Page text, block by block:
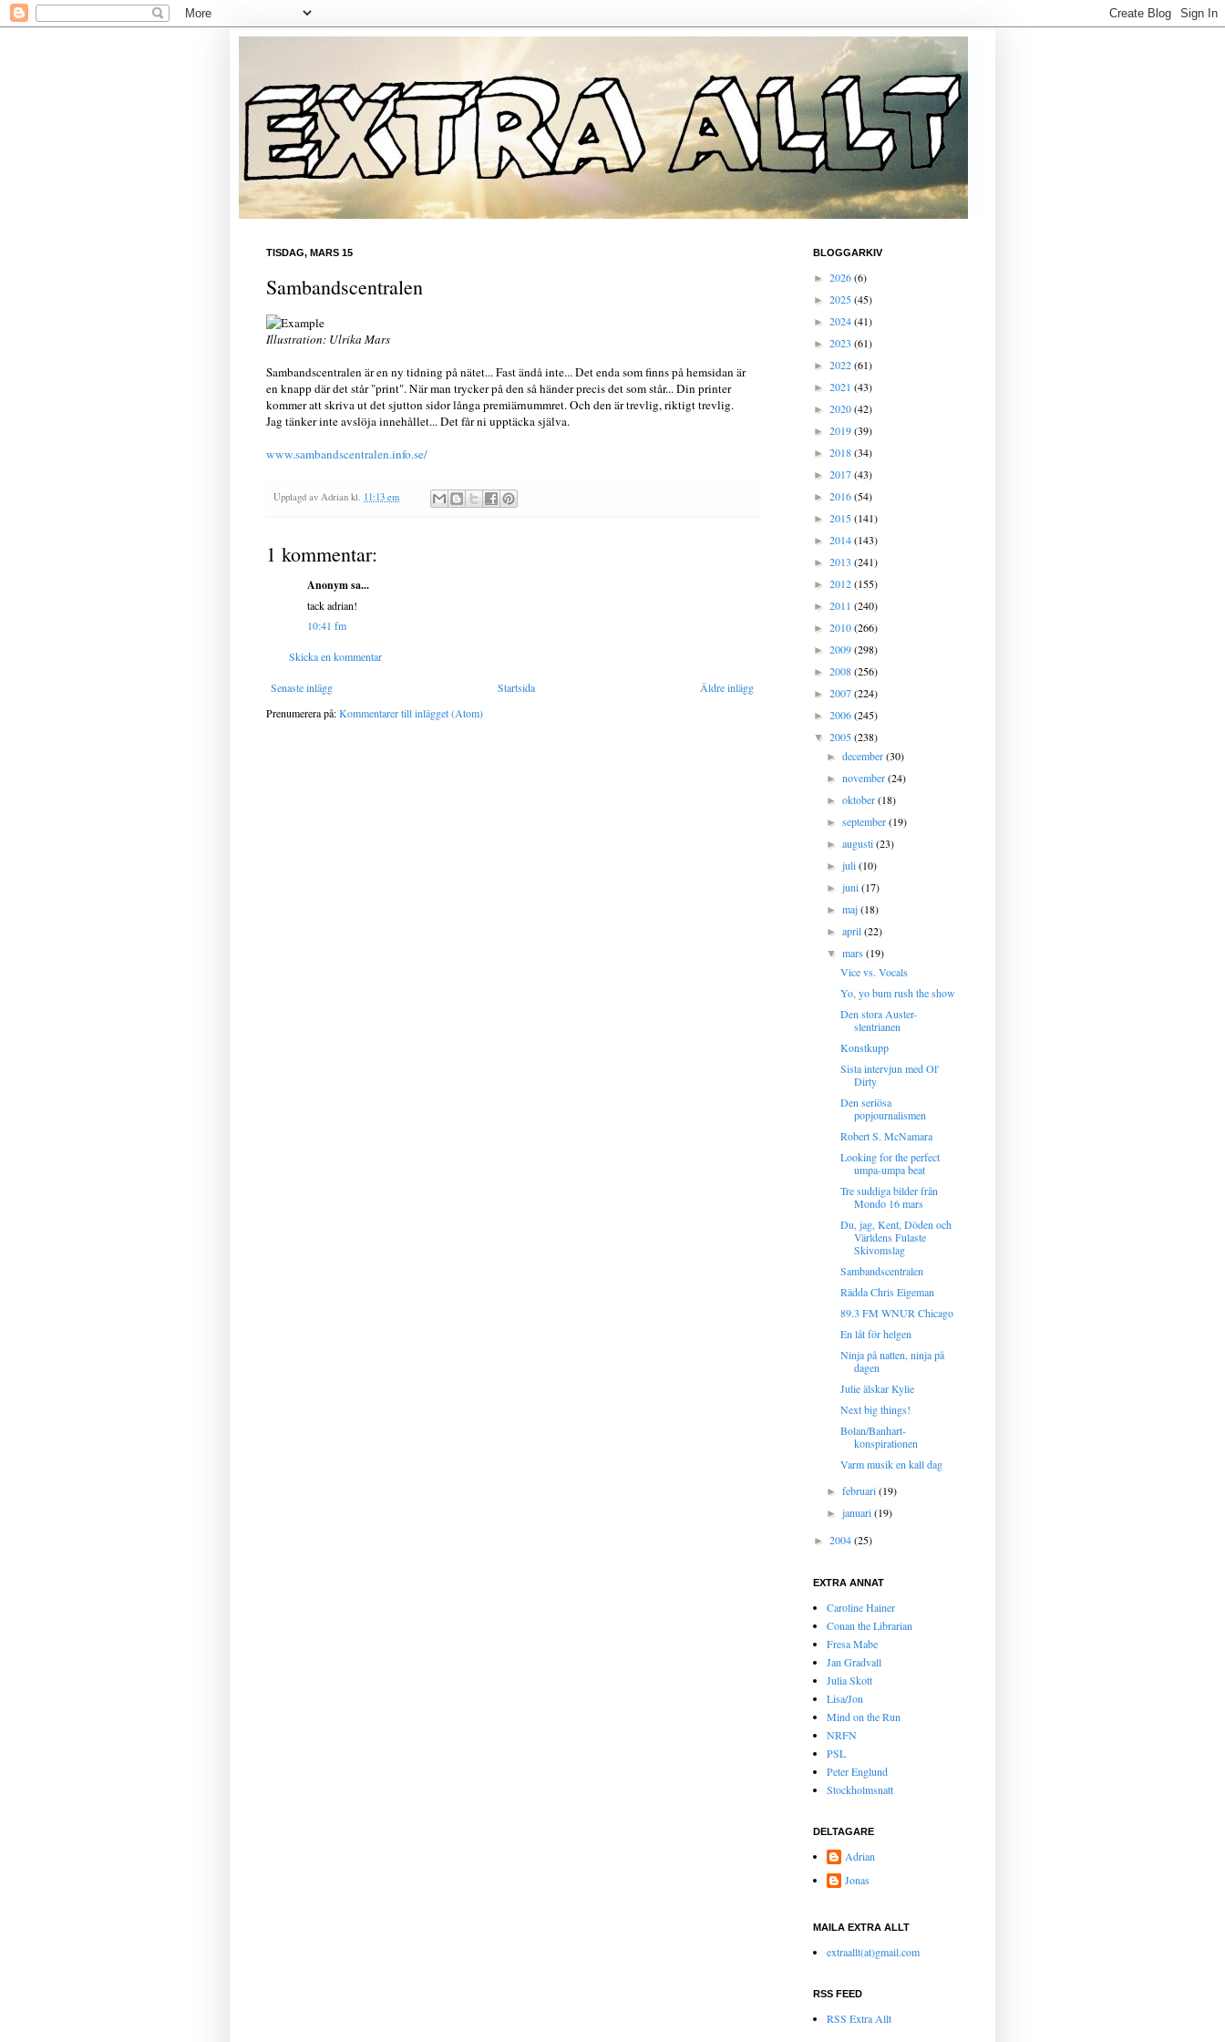
TISDAG, MARS 15
Sambandscentralen
Illustration: Ulrika Mars
Sambandscentralen är en ny tidning på nätet... Fast ändå inte... Det enda som finns på hemsidan är
en knapp där det står "print". När man trycker på den så händer precis det som står... Din printer
kommer att skriva ut det sjutton sidor långa premiärnummret. Och den är trevlig, riktigt trevlig.
Jag tänker inte avslöja innehållet... Det får ni upptäcka själva.
www.sambandscentralen.info.se/
Upplagd av Adrian kl. 11:13 em
1 kommentar:
Anonym sa...
tack adrian!
10:41 fm
Skicka en kommentar
Senaste inlägg Äldre inlägg
Startsida
Prenumerera på:Kommentarer till inlägget (Atom)
BLOGGARKIV
► 2026(6)
► 2025(45)
► 2024(41)
► 2023 (61)
► 2022(61)
► 2021 (43)
► 2020(42)
► 2019(39)
► 2018(34)
► 2017(43)
► 2016(54)
► 2015(141)
► 2014(143)
► 2013 (241)
► 2012(155)
► 2011 (240)
► 2010(266)
► 2009(298)
► 2008(256)
► 2007(224)
► 2006(245)
▼ 2005(238)
►december(30)
►november(24)
►oktober(18)
►september(19)
►augusti(23)
►juli(10)
►juni(17)
►maj(18)
►april(22)
▼mars(19)
Vice vs. Vocals
Yo, yo bum rush the show
Den stora Auster-
slentrianen
Konstkupp
Sista intervjun med Ol'
Dirty
Den seriösa
popjournalismen
Robert S. McNamara
Looking for the perfect
umpa-umpa beat
Tre suddiga bilder från
Mondo 16 mars
Du, jag, Kent, Döden och
Världens Fulaste
Skivomslag
Sambandscentralen
Rädda Chris Eigeman
89.3 FM WNUR Chicago
En låt för helgen
Ninja på natten, ninja på
dagen
Julie älskar Kylie
Next big things!
Bolan/Banhart-
konspirationen
Varm musik en kall dag
►februari(19)
►januari(19)
► 2004(25)
EXTRA ANNAT
Caroline Hainer
Conan the Librarian
Fresa Mabe
Jan Gradvall
Julia Skott
Lisa/Jon
Mind on the Run
NRFN
PSL
Peter Englund
Stockholmsnatt
DELTAGARE
Adrian
Jonas
MAILA EXTRA ALLT
extraallt(at)gmail.com
RSS FEED
RSS Extra Allt